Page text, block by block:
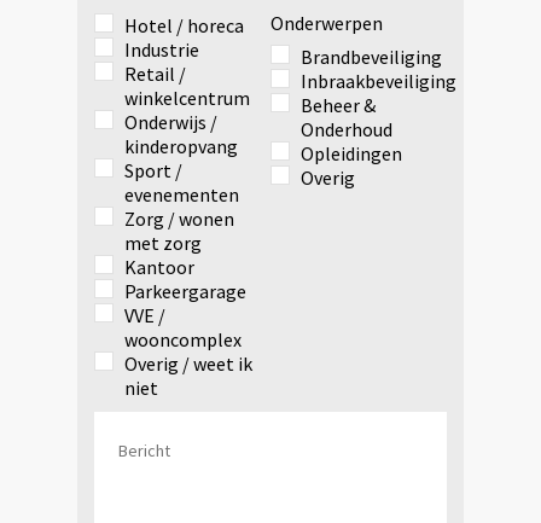
Hotel / horeca
Industrie
Retail /
winkelcentrum
Onderwijs /
kinderopvang
Sport /
evenementen
Zorg / wonen
met zorg
Kantoor
Parkeergarage
VVE /
wooncomplex
Overig / weet ik
niet
Onderwerpen
Brandbeveiliging
Inbraakbeveiliging
Beheer &
Onderhoud
Opleidingen
Overig